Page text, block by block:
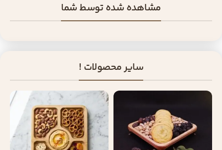
مشاهده شده توسط شما
سایر محصولات !